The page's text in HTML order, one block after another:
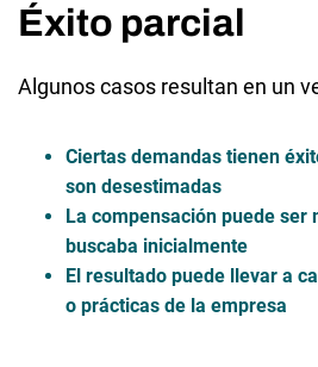
Éxito parcial
Algunos casos resultan en un
Ciertas demandas tienen
son desestimadas
La compensación puede ser
buscaba inicialmente
El resultado puede llevar a
o prácticas de la empresa